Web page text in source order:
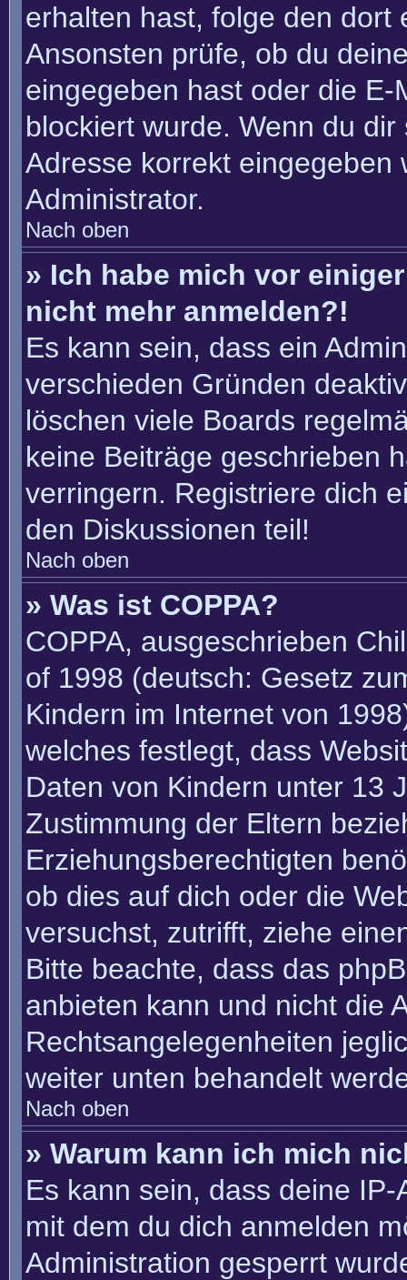
erhalten hast, folge den dort
Ansonsten prüfe, ob du
eingegeben hast oder die
blockiert wurde. Wenn du
Adresse korrekt
Administrator.
Nach oben
» Ich habe mich vor
nicht mehr anmelden?!
Es kann sein, dass ein
verschieden Gründen
löschen viele Boards
keine Beiträge geschrieben
verringern. Registriere dich
den Diskussionen teil!
Nach oben
» Was ist COPPA?
COPPA, ausgeschrieben
of 1998 (deutsch: Gesetz
Kindern im Internet von
welches festlegt, dass
Daten von Kindern unter 13
Zustimmung der Eltern
Erziehungsberechtigten
ob dies auf dich oder die
versuchst, zutrifft, ziehe
Bitte beachte, dass das
anbieten kann und nicht die
Rechtsangelegenheiten
weiter unten behandelt
Nach oben
» Warum kann ich mich
Es kann sein, dass deine
mit dem du dich anmelden
Administration gesperrt